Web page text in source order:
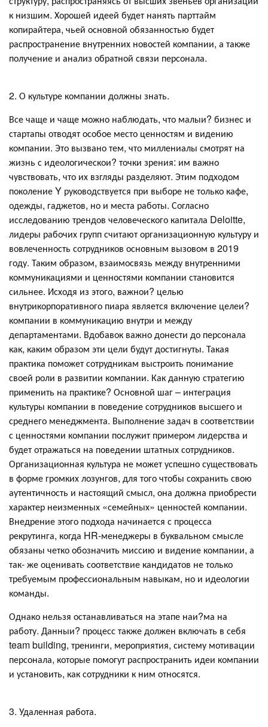
к низшим. Хорошей идеей будет нанять парттайм
копирайтера, чьей основной обязанностью будет
распространение внутренних новостей компании, а также
получение и анализ обратной связи персонала.
2. О культуре компании должны знать.
Все чаще и чаще можно наблюдать, что малыи? бизнес и
стартапы отводят особое место ценностям и видению
компании. Это вызвано тем, что миллениалы смотрят на
жизнь с идеологическои? точки зрения: им важно
чувствовать, что их взгляды разделяют. Этим подходом
поколение Y руководствуется при выборе не только кафе,
одежды, гаджетов, но и места работы. Согласно
исследованию трендов человеческого капитала Deloitte,
лидеры рабочих групп считают организационную культуру и
вовлеченность сотрудников основным вызовом в 2019
году. Таким образом, взаимосвязь между внутренними
коммуникациями и ценностями компании становится
сильнее. Исходя из этого, важнои? целью
внутрикорпоративного пиара является включение целеи?
компании в коммуникацию внутри и между
департаментами. Вдобавок важно донести до персонала
как, каким образом эти цели будут достигнуты. Такая
практика поможет сотрудникам выстроить понимание
своей роли в развитии компании. Как данную стратегию
применить на практике? Основной шаг – интеграция
культуры компании в поведение сотрудников высшего и
среднего менеджмента. Выполнение задач в соответствии
с ценностями компании послужит примером лидерства и
будет отражаться на поведении штатных сотрудников.
Организационная культура не может успешно существовать
в форме громких лозунгов, для того чтобы сохранить свою
аутентичность и настоящий смысл, она должна приобрести
характер неизменных «семейных» ценностей компании.
Внедрение этого подхода начинается с процесса
рекрутинга, когда HR-менеджеры в буквальном смысле
обязаны четко обозначить миссию и видение компании, а
так- же оценивать соответствие кандидатов не только
требуемым профессиональным навыкам, но и идеологии
команды.
Однако нельзя останавливаться на этапе наи?ма на
работу. Данныи? процесс также должен включать в себя
team building, тренинги, мероприятия, систему мотивации
персонала, которые помогут распространить идеи компании
и установить, как сотрудники к ним относятся.
3. Удаленная работа.